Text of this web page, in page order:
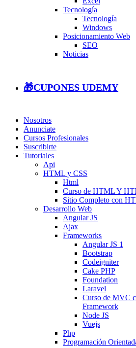
Tecnología
Tecnología
Windows
Posicionamiento Web
SEO
Noticias
🎁CUPONES UDEMY
Nosotros
Anunciate
Cursos Profesionales
Suscribirte
Tutoriales
Api
HTML y CSS
Html
Curso de HTML Y
Sitio Completo con
Desarrollo Web
Angular JS
Ajax
Frameworks
Angular JS 1
Bootstrap
Codeigniter
Cake PHP
Foundation
Laravel
Curso de MVC
Framework
Node JS
Vuejs
Php
Programación